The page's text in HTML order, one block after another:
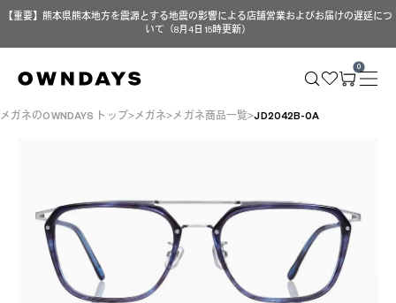
【重要】熊本県熊本地方を震源とする地震の影響による店舗営業およびお届けの遅延につ
いて（8月4日 15時更新）
0
メガネのOWNDAYS トップ メガネ メガネ商品一覧 JD2042B-0A